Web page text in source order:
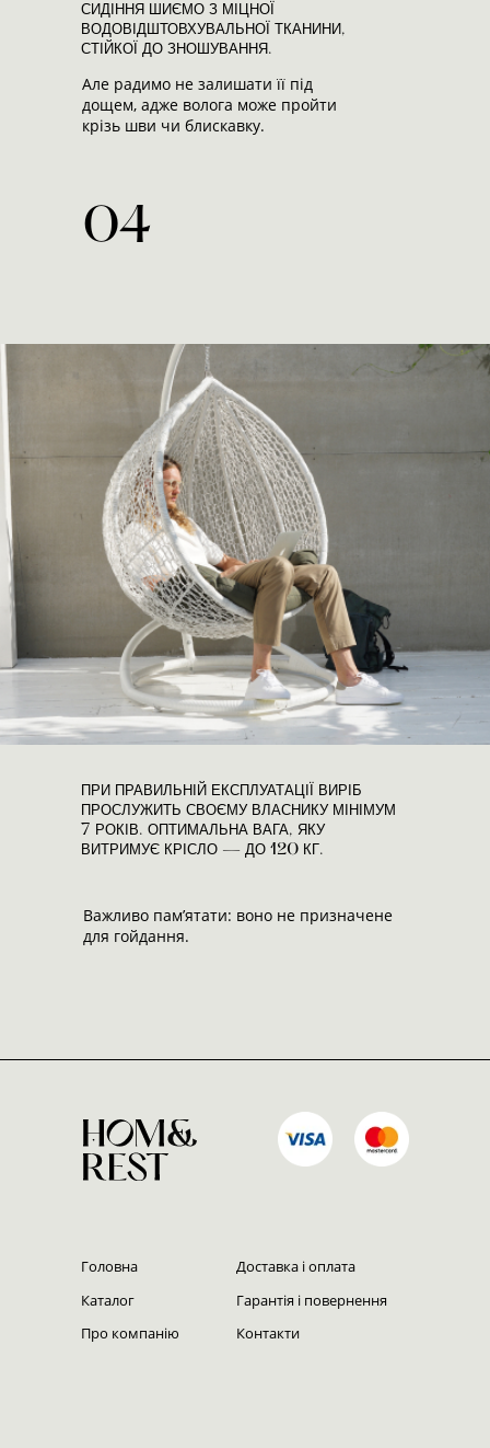
СИДІННЯ ШИЄМО З МІЦНОЇ
ВОДОВІДШТОВХУВАЛЬНОЇ ТКАНИНИ,
СТІЙКОЇ ДО ЗНОШУВАННЯ.
Але радимо не залишати її під
дощем, адже волога може пройти
крізь шви чи блискавку.
ПРИ ПРАВИЛЬНІЙ ЕКСПЛУАТАЦІЇ ВИРІБ
ПРОСЛУЖИТЬ СВОЄМУ ВЛАСНИКУ МІНІМУМ
7 РОКІВ. ОПТИМАЛЬНА ВАГА, ЯКУ
ВИТРИМУЄ КРІСЛО — ДО 120 КГ.
Важливо пам’ятати: воно не призначене
для гойдання.
04
Головна
Каталог
Про компанію
Доставка і оплата
Гарантія і повернення
Контакти